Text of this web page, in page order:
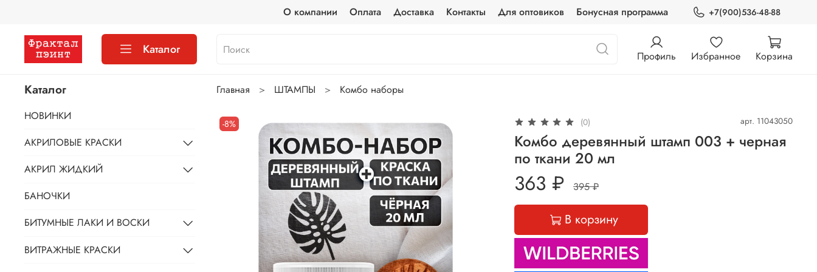
О компании Оплата Доставка Контакты Для оптовиков Бонусная программа +7(900)536-48-88
Каталог Профиль Избранное Корзина
Главная ШТАМПЫ Комбо наборы
-8% (0) арт. 11043050
Комбо деревянный штамп 003 + черная
по ткани 20 мл
363 ₽ 395 ₽
В корзину
Каталог
НОВИНКИ
АКРИЛОВЫЕ КРАСКИ
АКРИЛ ЖИДКИЙ
БАНОЧКИ
БИТУМНЫЕ ЛАКИ И ВОСКИ
ВИТРАЖНЫЕ КРАСКИ